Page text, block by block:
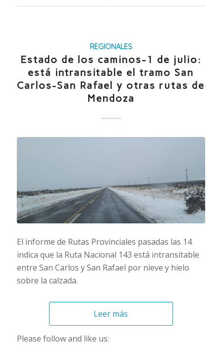
REGIONALES
Estado de los caminos-1 de julio:
está intransitable el tramo San
Carlos-San Rafael y otras rutas de
Mendoza
El informe de Rutas Provinciales pasadas las 14
indica que la Ruta Nacional 143 está intransitable
entre San Carlos y San Rafael por nieve y hielo
sobre la calzada.
Leer más
Please follow and like us: